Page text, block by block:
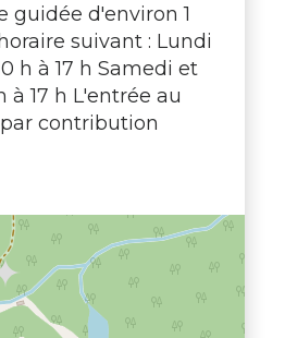
guidée d'environ 1
suivant : Lundi
h à 17 h Samedi et
à 17 h L'entrée au
contribution